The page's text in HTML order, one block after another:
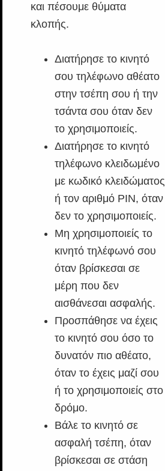
και πέσουμε θύματα
κλοπής.
Διατήρησε το κινητό
σου τηλέφωνο αθέατο
στην τσέπη σου ή την
τσάντα σου όταν δεν
το χρησιμοποιείς.
Διατήρησε το κινητό
τηλέφωνο κλειδωμένο
με κωδικό κλειδώματος
ή τον αριθμό PIN, όταν
δεν το χρησιμοποιείς.
Μη χρησιμοποιείς το
κινητό τηλέφωνό σου
όταν βρίσκεσαι σε
μέρη που δεν
αισθάνεσαι ασφαλής.
Προσπάθησε να έχεις
το κινητό σου όσο το
δυνατόν πιο αθέατο,
όταν το έχεις μαζί σου
ή το χρησιμοποιείς στο
δρόμο.
Βάλε το κινητό σε
ασφαλή τσέπη, όταν
βρίσκεσαι σε στάση